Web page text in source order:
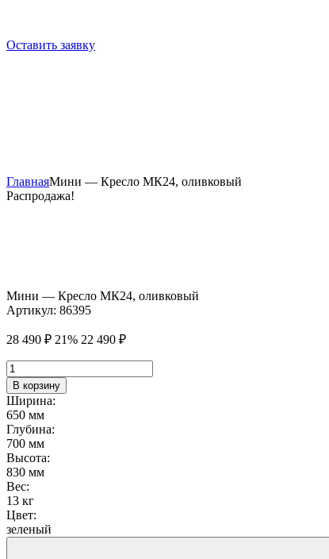
Оставить заявку
ГлавнаяМини — Кресло МК24, оливковый
Распродажа!
Мини — Кресло МК24, оливковый
Артикул: 86395
28 490 ₽ 21% 22 490 ₽
Количество
товара
Мини
-
Кресло
МК24,
оливковый
В корзину
Ширина:
650 мм
Глубина:
700 мм
Высота:
830 мм
Вес:
13 кг
Цвет:
зеленый